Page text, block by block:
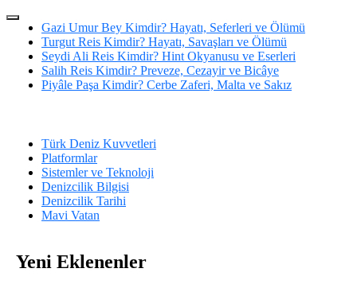
Gazi Umur Bey Kimdir? Hayatı, Seferleri ve Ölümü
Turgut Reis Kimdir? Hayatı, Savaşları ve Ölümü
Seydi Ali Reis Kimdir? Hint Okyanusu ve Eserleri
Salih Reis Kimdir? Preveze, Cezayir ve Bicâye
Piyâle Paşa Kimdir? Cerbe Zaferi, Malta ve Sakız
Türk Deniz Kuvvetleri
Platformlar
Sistemler ve Teknoloji
Denizcilik Bilgisi
Denizcilik Tarihi
Mavi Vatan
Yeni Eklenenler